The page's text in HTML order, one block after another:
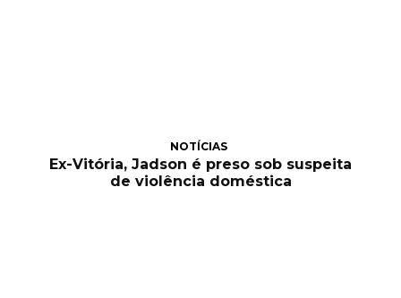
NOTÍCIAS
Ex-Vitória, Jadson é preso sob suspeita
de violência doméstica